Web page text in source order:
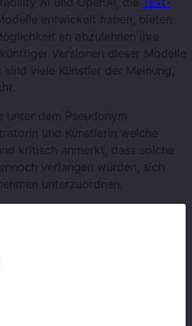
entwickelt haben, bieten
an abzulehnen ihre
Versionen dieser Modelle
viele Künstler der Meinung,
unter dem Pseudonym
und Künstlerin welche
kritisch anmerkt, dass solche
verlangen würden, sich
unterzuordnen.